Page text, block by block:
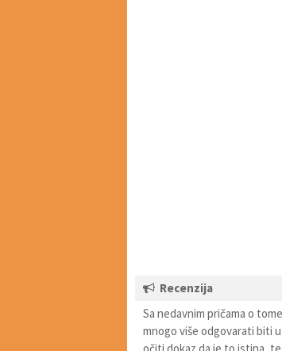
Recenzija
Sa nedavnim pričama o
mnogo više odgovarati biti